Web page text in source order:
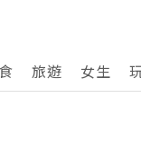
旅遊 女生